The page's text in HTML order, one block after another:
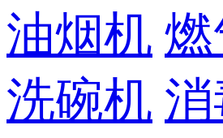
油烟机
洗碗机